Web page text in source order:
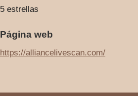
5 estrellas
Página web
https://alliancelivescan.com/